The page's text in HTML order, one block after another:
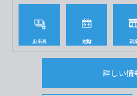
出来高 短期 副
詳しい情